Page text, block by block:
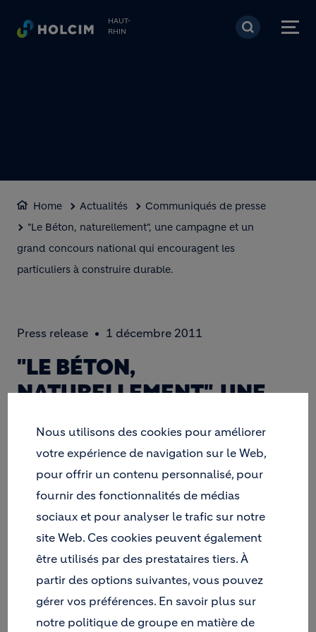
Aller au contenu
HAUT-
RHIN
Home Actualités
Communiqués de presse
"Le Béton, naturellement", une campagne et un
grand concours national qui encouragent les
particuliers à construire durable.
Press release 1 décembre 2011
"LE BÉTON,
NATURELLEMENT", UNE
CONCOURS NATIONAL
QUI ENCOURAGENT LES
PARTICULIERS À
CONSTRUIRE DURABLE.
LA CONSTRUCTION
DURABLE EST UN ENJEU
Nous utilisons des cookies pour améliorer
votre expérience de navigation sur le Web,
pour offrir un contenu personnalisé, pour
fournir des fonctionnalités de médias
sociaux et pour analyser le trafic sur notre
site Web. Ces cookies peuvent également
être utilisés par des prestataires tiers. À
partir des options suivantes, vous pouvez
gérer vos préférences. En savoir plus sur
notre politique de groupe en matière de